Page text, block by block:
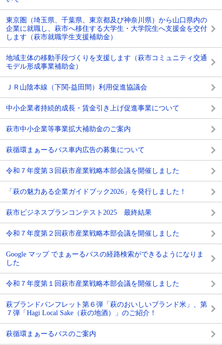
東京圏（埼玉県、千葉県、東京都及び神奈川県）から山口県内の
企業に就職し、萩市へ移住する大学生・大学院生へ支援金を交付
します（萩市就職学生支援補助金）
地域主体の移動手段づくりを支援します（萩市コミュニティ交通
モデル形成事業補助金）
ＪＲ山陰本線（下関-益田間）利用促進協議会
中小企業者持続的成長・賃金引き上げ促進事業について
萩市中小企業等事業拡大補助金のご案内
萩循環まぁーるバス車内広告の募集について
令和７年度第３回萩市産業戦略本部会議を開催しました
「萩の魅力ある企業ガイドブック2026」を発行しました！
萩市ビジネスプランコンテスト2025 最終結果
令和７年度第２回萩市産業戦略本部会議を開催しました
Google マップ でまぁーるバスの経路検索ができるようになりま
した
令和７年度第１回萩市産業戦略本部会議を開催しました
萩ブランドパンフレット第６弾「萩のおいしいブランド米」、第
７弾「Hagi Local Sake（萩の地酒）」のご紹介！
萩循環まぁーるバスのご案内